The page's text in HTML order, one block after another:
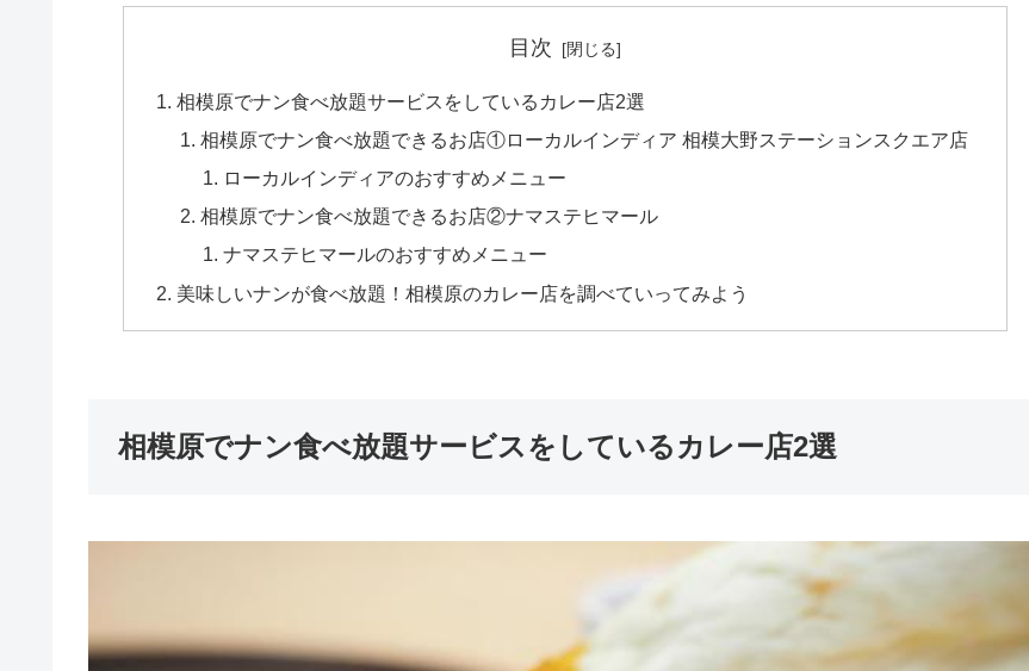
目次
相模原でナン食べ放題サービスをしているカレー店2選
相模原でナン食べ放題できるお店①ローカルインディア 相模大野ステーションスクエア店
ローカルインディアのおすすめメニュー
相模原でナン食べ放題できるお店②ナマステヒマール
ナマステヒマールのおすすめメニュー
美味しいナンが食べ放題！相模原のカレー店を調べていってみよう
相模原でナン食べ放題サービスをしているカレー店2選